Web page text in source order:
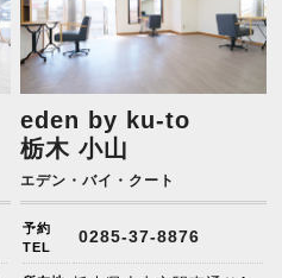
eden by ku-to
栃木 小山
エデン・バイ・クート
予約
TEL
0285-37-8876